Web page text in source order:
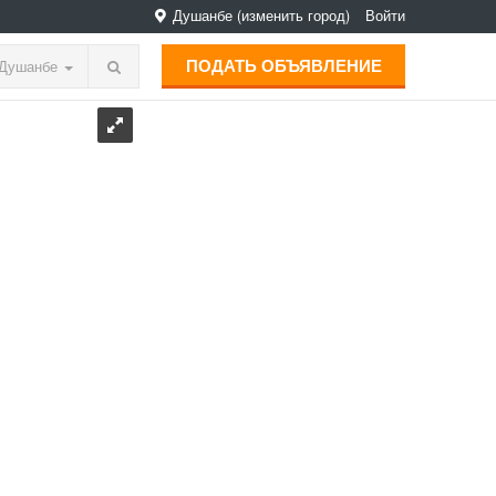
Душанбе (изменить город) Войти
ПОДАТЬ ОБЪЯВЛЕНИЕ